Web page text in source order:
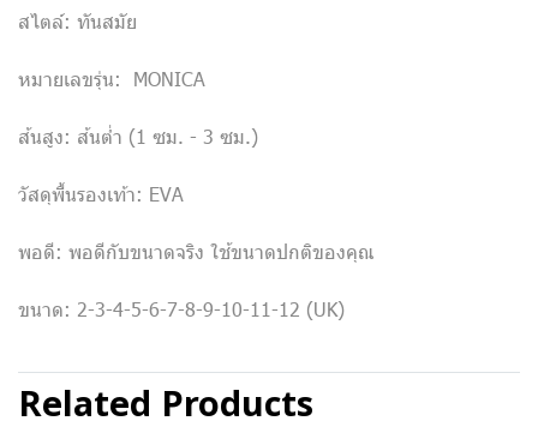
สไตล์: ทันสมัย
หมายเลขรุ่น: MONICA
ส้นสูง: ส้นต่ำ (1 ซม. - 3 ซม.)
วัสดุพื้นรองเท้า: EVA
พอดี: พอดีกับขนาดจริง ใช้ขนาดปกติของคุณ
ขนาด: 2-3-4-5-6-7-8-9-10-11-12 (UK)
Related Products